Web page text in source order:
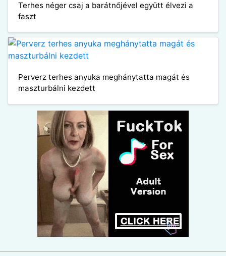
Terhes néger csaj a barátnőjével együtt élvezi a
faszt
Perverz terhes anyuka meghánytatta magát és
maszturbálni kezdett